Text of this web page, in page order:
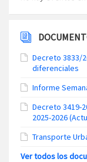
Decreto 3833/
diferenciales
Informe
Decreto 3419-
2025-2026
Transporte
Ver todos los